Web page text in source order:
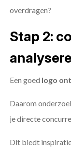
overdragen?
Stap 2:
Een goed logo
Daarom
je directe
Dit biedt